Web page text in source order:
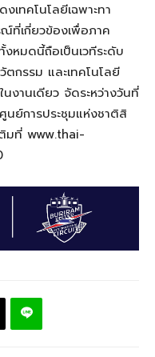
เทคโนโลยีเฉพาะทา
ที่เกี่ยวข้องเพื่อภาค
หมดนี้ถือเป็นเวทีระดับ
กรรม และเทคโนโลยี
งานเดียว จัดระหว่างวันที่
ย์การประชุมแห่งชาติสิ
มที่ www.thai-